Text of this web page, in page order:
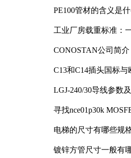
PE100管材的含义是
工业厂房载重标准：
CONOSTAN公司简介
C13和C14插头国标与
LGJ-240/30导线参数
寻找nce01p30k
电梯的尺寸有哪些规
镀锌方管尺寸一般有